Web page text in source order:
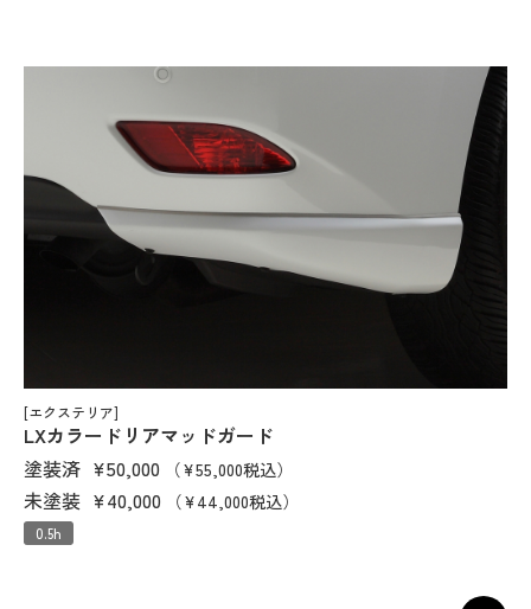
[エクステリア]
LXカラードリアマッドガード
塗装済 ¥50,000 （¥55,000税込）
未塗装 ¥40,000 （¥44,000税込）
0.5h